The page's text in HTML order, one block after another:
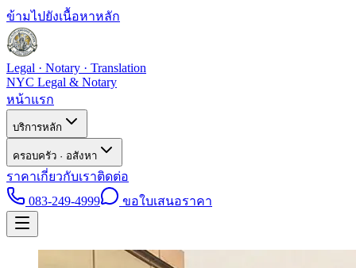
ข้ามไปยังเนื้อหาหลัก
Legal · Notary · Translation
NYC Legal & Notary
หน้าแรก
บริการหลัก
ครอบครัว · อสังหา
ราคาเกี่ยวกับเราติดต่อ
083-249-4999
ขอใบเสนอราคา